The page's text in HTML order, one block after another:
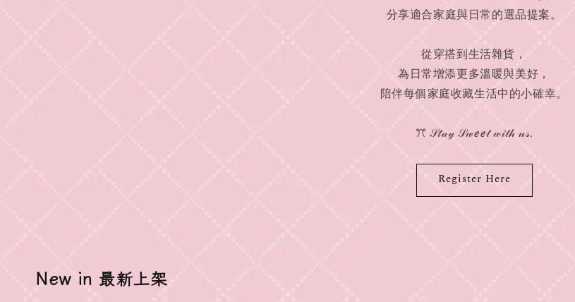
分享適合家庭與日常的選品提案。
從穿搭到生活雜貨，
為日常增添更多溫暖與美好，
陪伴每個家庭收藏生活中的小確幸。
ꔫ 𝒮𝓉𝒶𝓎 𝒮𝓌ℯℯ𝓉 𝓌𝒾𝓉𝒽 𝓊𝓈.
Register Here
New in 最新上架